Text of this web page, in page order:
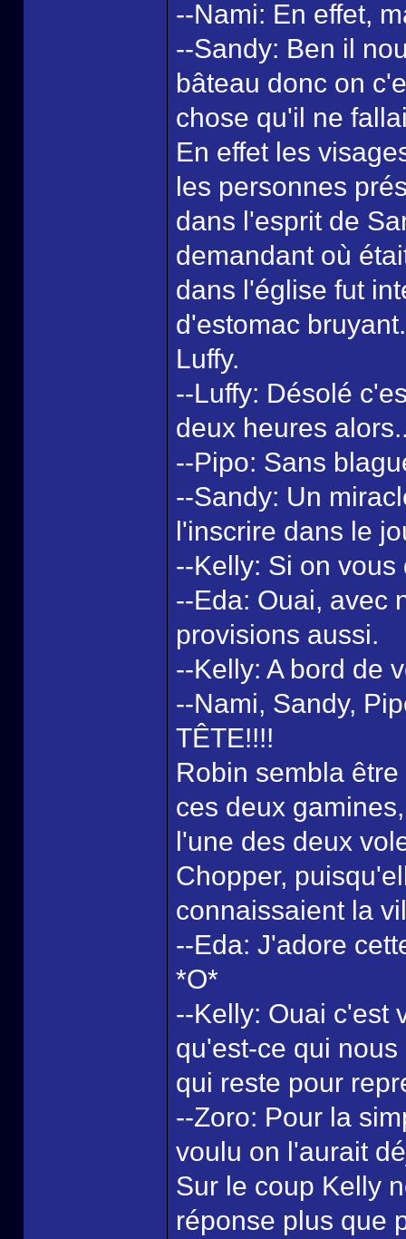
--Nami: En effet,
--Sandy: Ben il
bâteau donc on
chose qu'il ne
En effet les
les personnes
dans l'esprit de
demandant où
dans l'église fut
d'estomac
Luffy.
--Luffy: Désolé
deux heures
--Pipo: Sans
--Sandy: Un
l'inscrire dans le
--Kelly: Si on
--Eda: Ouai, avec
provisions aussi.
--Kelly: A bord de
--Nami, Sandy,
TÊTE!!!!
Robin sembla
ces deux
l'une des deux
Chopper,
connaissaient la
--Eda: J'adore
*O*
--Kelly: Ouai c'est
qu'est-ce qui
qui reste pour
--Zoro: Pour la
voulu on l'aurait
Sur le coup Kelly
réponse plus que